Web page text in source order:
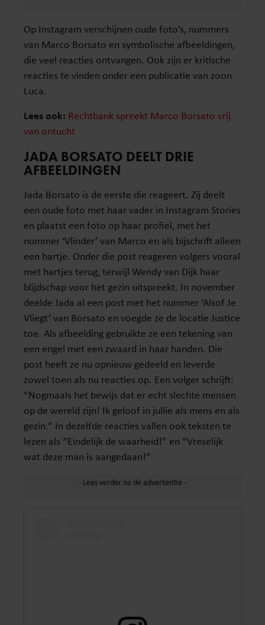
Op Instagram verschijnen oude foto’s, nummers
van Marco Borsato en symbolische afbeeldingen,
die veel reacties ontvangen. Ook zijn er kritische
reacties te vinden onder een publicatie van zoon
Luca.
Lees ook: Rechtbank spreekt Marco Borsato vrij
van ontucht
JADA BORSATO DEELT DRIE
AFBEELDINGEN
Jada Borsato is de eerste die reageert. Zij deelt
een oude foto met haar vader in Instagram Stories
en plaatst een foto op haar profiel, met het
nummer ‘Vlinder’ van Marco en als bijschrift alleen
een hartje. Onder die post reageren volgers vooral
met hartjes terug, terwijl Wendy van Dijk haar
blijdschap voor het gezin uitspreekt. In november
deelde Jada al een post met het nummer ‘Alsof Je
Vliegt’ van Borsato en voegde ze de locatie Justice
toe. Als afbeelding gebruikte ze een tekening van
een engel met een zwaard in haar handen. Die
post heeft ze nu opnieuw gedeeld en leverde
zowel toen als nu reacties op. Een volger schrijft:
“Nogmaals het bewijs dat er echt slechte mensen
op de wereld zijn! Ik geloof in jullie als mens en als
gezin.” In dezelfde reacties vallen ook teksten te
lezen als “Eindelijk de waarheid!” en “Vreselijk
wat deze man is aangedaan!”